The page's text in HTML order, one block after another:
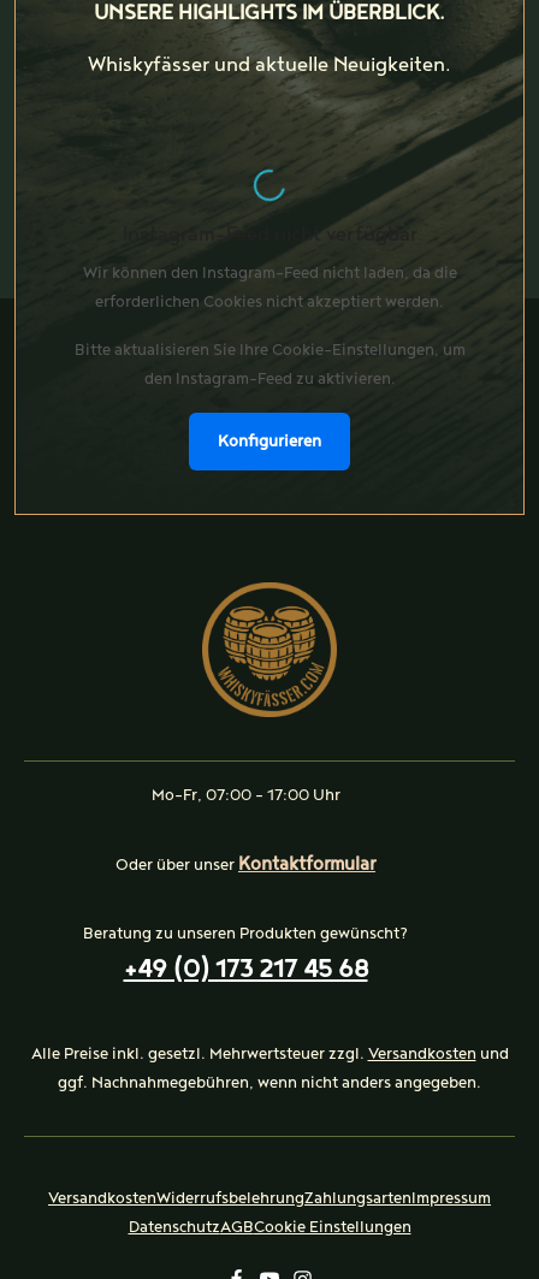
UNSERE HIGHLIGHTS IM ÜBERBLICK.
Whiskyfässer und aktuelle Neuigkeiten.
Instagram-Feed nicht verfügbar
Wir können den Instagram-Feed nicht laden, da die
erforderlichen Cookies nicht akzeptiert werden.
Bitte aktualisieren Sie Ihre Cookie-Einstellungen, um
den Instagram-Feed zu aktivieren.
Konfigurieren
Mo-Fr, 07:00 - 17:00 Uhr
Oder über unser Kontaktformular
Beratung zu unseren Produkten gewünscht?
+49 (0) 173 217 45 68
Alle Preise inkl. gesetzl. Mehrwertsteuer zzgl. Versandkosten und
ggf. Nachnahmegebühren, wenn nicht anders angegeben.
VersandkostenWiderrufsbelehrungZahlungsartenImpressum
DatenschutzAGBCookie Einstellungen